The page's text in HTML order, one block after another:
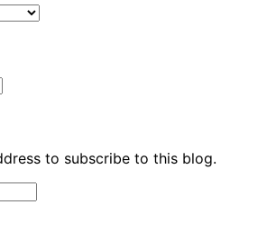
to subscribe to this blog.